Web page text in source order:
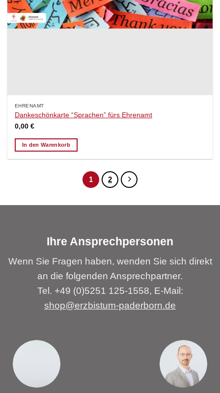
EHRENAMT
Dankeschönkarte “Sprachen” fürs Ehrenamt
0,00 €
In den Warenkorb
1 2
Ihre Ansprechpersonen
Wenn Sie Fragen haben, wenden Sie sich direkt
an die folgenden Ansprechpartner.
Tel. +49 (0)5251 125-1558, E-Mail:
shop@erzbistum-paderborn.de